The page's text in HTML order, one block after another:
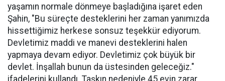
yaşamın normale dönmeye başladığına işaret eden
Şahin, "Bu süreçte desteklerini her zaman yanımızda
hissettiğimiz herkese sonsuz teşekkür ediyorum.
Devletimiz maddi ve manevi desteklerini halen
yapmaya devam ediyor. Devletimiz çok büyük bir
devlet. İnşallah bunun da üstesinden geleceğiz."
ifadelerini kullandı. Taşkın nedeniyle 45 evin zarar